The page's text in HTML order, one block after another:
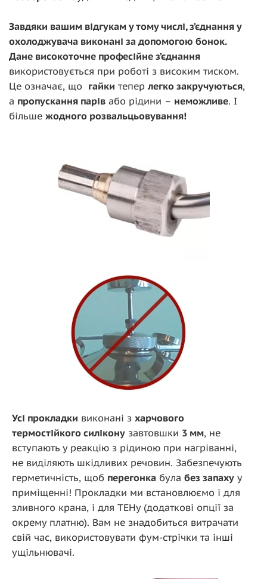
Завдяки вашим відгукам у тому числі, з’єднання у
охолоджувача виконані за допомогою бонок.
Дане високоточне професійне з’єднання
використовується при роботі з високим тиском.
Це означає, що гайки тепер легко закручуються,
а пропускання парів або рідини – неможливе. І
більше жодного розвальцьовування!
Усі прокладки виконані з харчового
термостійкого силікону завтовшки 3 мм, не
вступають у реакцію з рідиною при нагріванні,
не виділяють шкідливих речовин. Забезпечують
герметичність, щоб перегонка була без запаху у
приміщенні! Прокладки ми встановлюємо і для
зливного крана, і для ТЕНу (додаткові опції за
окрему платню). Вам не знадобиться витрачати
свій час, використовувати фум-стрічки та інші
ущільнювачі.